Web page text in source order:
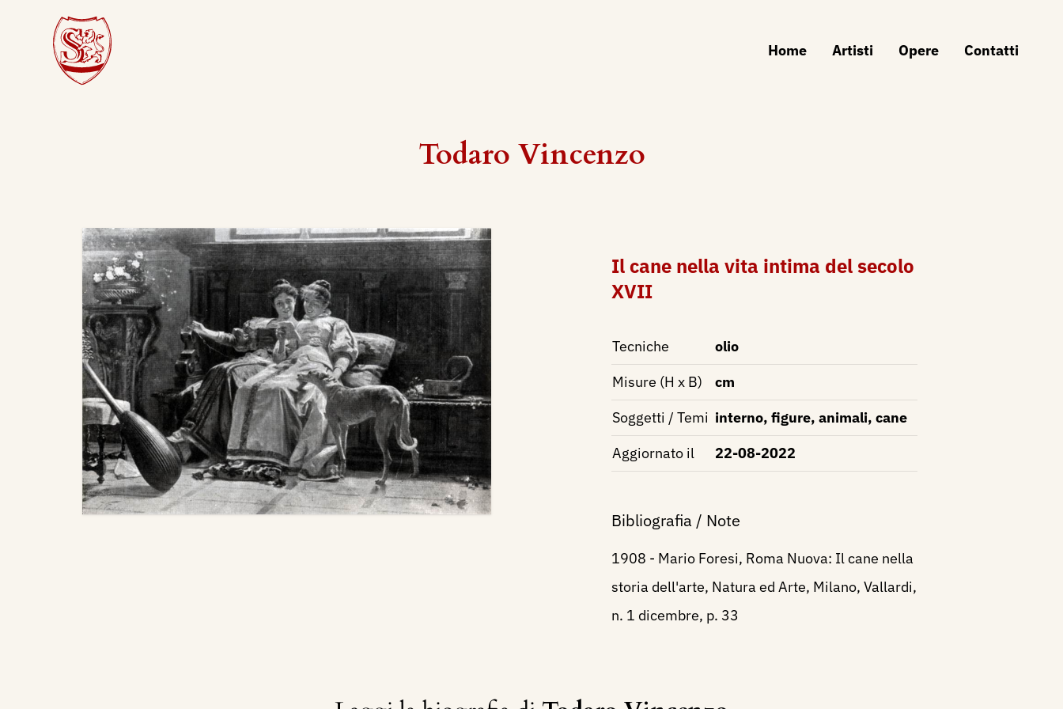
Home Artisti Opere Contatti
Todaro Vincenzo
Il cane nella vita intima del secolo
XVII
Tecniche
olio
Misure (H x B)
cm
Soggetti / Temi interno, figure, animali, cane
Aggiornato il
22-08-2022
Bibliografia / Note
1908 - Mario Foresi, Roma Nuova: Il cane nella
storia dell'arte, Natura ed Arte, Milano, Vallardi,
n. 1 dicembre, p. 33